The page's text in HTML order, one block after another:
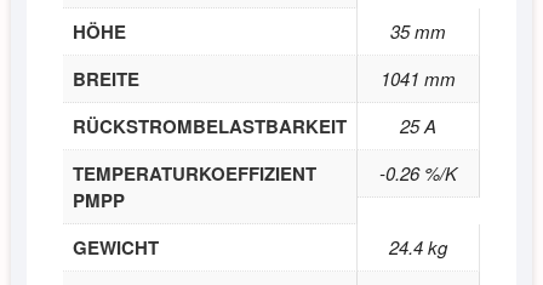
HÖHE 35 mm
BREITE 1041 mm
RÜCKSTROMBELASTBARKEIT 25 A
TEMPERATURKOEFFIZIENT
PMPP
-0.26 %/K
GEWICHT 24.4 kg